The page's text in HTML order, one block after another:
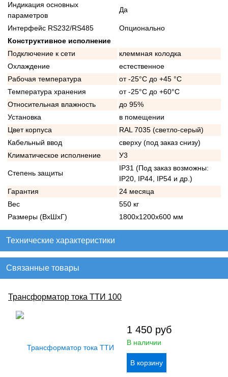
Индикация основных
параметров
Да
Интерфейс RS232/RS485
Опционально
Конструктивное исполнение
Подключение к сети
клеммная колодка
Охлаждение
естественное
Рабочая температура
от -25°C до +45 °C
Температура хранения
от -25°C до +60°C
Относительная влажность
до 95%
Установка
в помещении
Цвет корпуса
RAL 7035 (светло-серый)
Кабельный ввод
сверху (под заказ снизу)
Климатическое исполнение
У3
Степень защиты
IP31 (Под заказ возможны:
IP20, IP44, IP54 и др.)
Гарантия
24 месяца
Вес
550 кг
Размеры (ВхШхГ)
1800х1200х600 мм
Технические характеристики
Связанные товары
Трансформатор тока ТТИ 100
1 450 руб
В наличии